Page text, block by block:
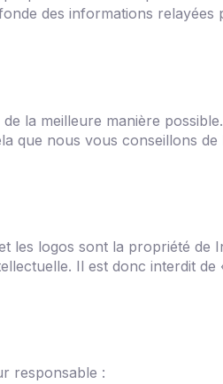
des informations
la meilleure manière
que nous vous conseillons
les logos sont la propriété de
Il est donc interdit
responsable :